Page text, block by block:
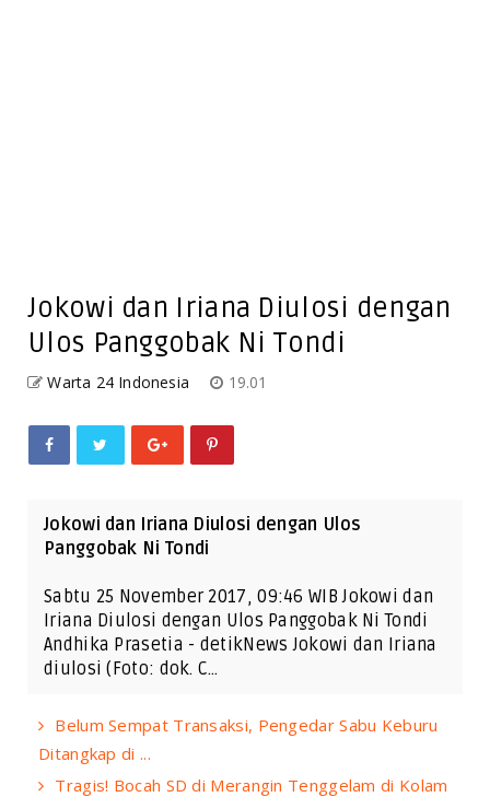
Jokowi dan Iriana Diulosi dengan
Ulos Panggobak Ni Tondi
Warta 24 Indonesia 19.01
Jokowi dan Iriana Diulosi dengan Ulos
Panggobak Ni Tondi
Sabtu 25 November 2017, 09:46 WIB Jokowi dan
Iriana Diulosi dengan Ulos Panggobak Ni Tondi
Andhika Prasetia - detikNews Jokowi dan Iriana
diulosi (Foto: dok. C…
Belum Sempat Transaksi, Pengedar Sabu Keburu
Ditangkap di ...
Tragis! Bocah SD di Merangin Tenggelam di Kolam